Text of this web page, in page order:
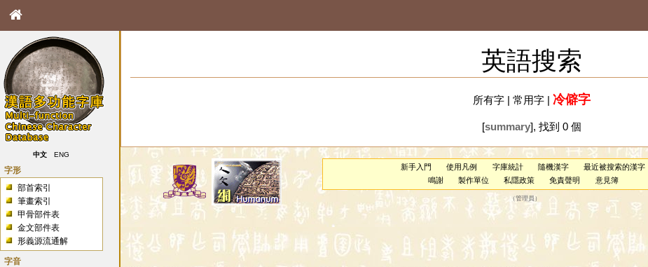
中文 ENG
字形
部首索引
筆畫索引
甲骨部件表
金文部件表
形義源流通解
字音
英語搜索
所有字| 常用字| 冷僻字
[summary], 找到 0 個
新手入門 使用凡例 字庫統計 隨機漢字
最近被搜索的漢字
鳴謝
製作單位 私隱政策 免責聲明 意見簿
（管理員 ）